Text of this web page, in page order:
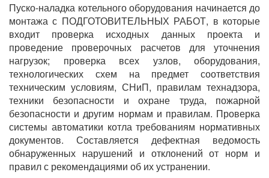
Пуско-наладка котельного оборудования начинается до
монтажа с ПОДГОТОВИТЕЛЬНЫХ РАБОТ, в которые
входит проверка исходных данных проекта и
проведение проверочных расчетов для уточнения
нагрузок; проверка всех узлов, оборудования,
технологических схем на предмет соответствия
техническим условиям, СНиП, правилам технадзора,
техники безопасности и охране труда, пожарной
безопасности и другим нормам и правилам. Проверка
системы автоматики котла требованиям нормативных
документов. Составляется дефектная ведомость
обнаруженных нарушений и отклонений от норм и
правил с рекомендациями об их устранении.